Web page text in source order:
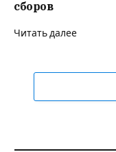
сборов
Читать далее